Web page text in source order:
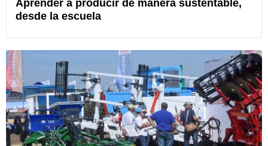
Aprender a producir de manera sustentable,
desde la escuela